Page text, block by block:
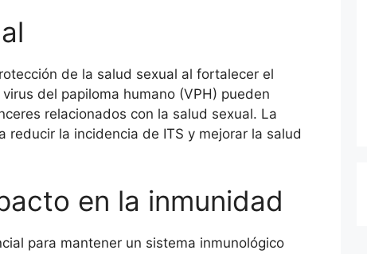
de la salud sexual al fortalecer el
del papiloma humano (VPH) pueden
relacionados con la salud sexual. La
la incidencia de ITS y mejorar la salud
en la inmunidad
para mantener un sistema inmunológico